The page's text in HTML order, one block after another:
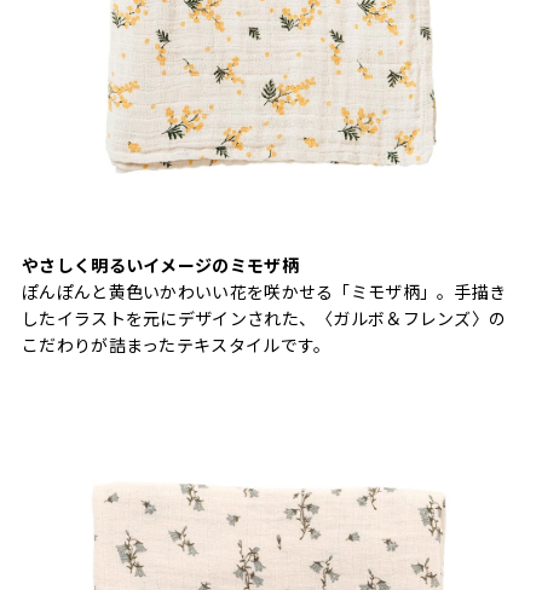
やさしく明るいイメージのミモザ柄
ぽんぽんと黄色いかわいい花を咲かせる「ミモザ柄」。手描き
したイラストを元にデザインされた、〈ガルボ＆フレンズ〉の
こだわりが詰まったテキスタイルです。